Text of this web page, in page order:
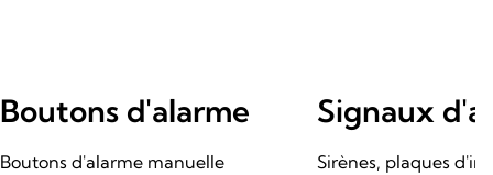
Boutons d'alarme
Boutons d'alarme manuelle
Signaux
Sirènes, plaques